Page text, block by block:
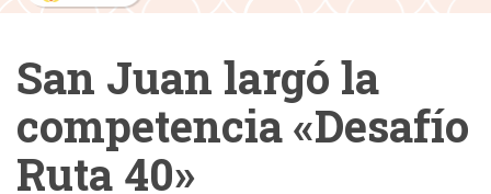
San Juan largó la
competencia «Desafío
Ruta 40»